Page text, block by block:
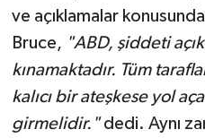
ve açıklamalar
Bruce, "ABD, şiddeti
kınamaktadır. Tüm
kalıcı bir ateşkese yol
girmelidir." dedi. Aynı